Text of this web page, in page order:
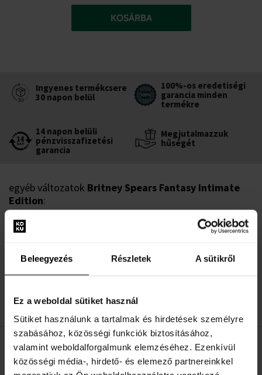
Beleegyezés Részletek A sütikről
Ez a weboldal sütiket használ
Sütiket használunk a tartalmak és hirdetések személyre
szabásához, közösségi funkciók biztosításához,
valamint weboldalforgalmunk elemzéséhez. Ezenkívül
közösségi média-, hirdető- és elemező partnereinkkel
KOSÁRBA
Ingyenes termékcsere
30 napon belül
100%-os eredetiségi
garancia minden
termékre
14 napon belüli
pénzvisszafizetési
garancia
Megjutalmazzuk
hűségét
egyéb változatok Britney Spears Fantasy Intimate
Edition:
Britney Spears Fantasy Intimate Eau de
LEÍRÁS